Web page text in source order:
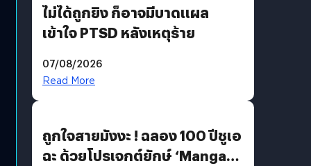
ไม่ได้ถูกยิง ก็อาจมีบาดแผล
เข้าใจ PTSD หลังเหตุร้าย
07/08/2026
Read More
ถูกใจสายมังงะ ! ฉลอง 100 ปีชูเอ
ฉะ ด้วยโปรเจกต์ยักษ์ ‘Manga